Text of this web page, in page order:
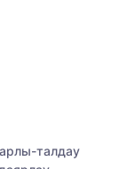
талдау